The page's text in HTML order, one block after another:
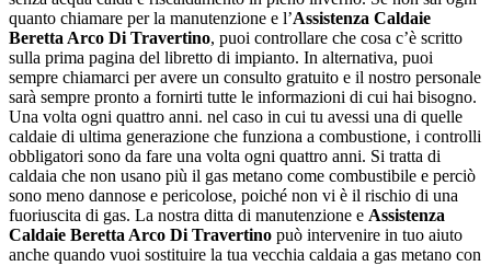
quanto chiamare per la manutenzione e l’Assistenza Caldaie
Beretta Arco Di Travertino, puoi controllare che cosa c’è scritto
sulla prima pagina del libretto di impianto. In alternativa, puoi
sempre chiamarci per avere un consulto gratuito e il nostro personale
sarà sempre pronto a fornirti tutte le informazioni di cui hai bisogno.
Una volta ogni quattro anni. nel caso in cui tu avessi una di quelle
caldaie di ultima generazione che funziona a combustione, i controlli
obbligatori sono da fare una volta ogni quattro anni. Si tratta di
caldaia che non usano più il gas metano come combustibile e perciò
sono meno dannose e pericolose, poiché non vi è il rischio di una
fuoriuscita di gas. La nostra ditta di manutenzione e Assistenza
Caldaie Beretta Arco Di Travertino può intervenire in tuo aiuto
anche quando vuoi sostituire la tua vecchia caldaia a gas metano con